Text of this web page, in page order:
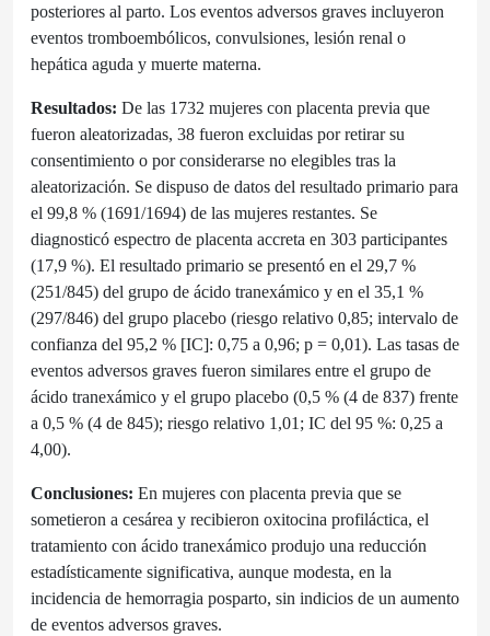
posteriores al parto. Los eventos adversos graves incluyeron
eventos tromboembólicos, convulsiones, lesión renal o
hepática aguda y muerte materna.
Resultados: De las 1732 mujeres con placenta previa que
fueron aleatorizadas, 38 fueron excluidas por retirar su
consentimiento o por considerarse no elegibles tras la
aleatorización. Se dispuso de datos del resultado primario para
el 99,8 % (1691/1694) de las mujeres restantes. Se
diagnosticó espectro de placenta accreta en 303 participantes
(17,9 %). El resultado primario se presentó en el 29,7 %
(251/845) del grupo de ácido tranexámico y en el 35,1 %
(297/846) del grupo placebo (riesgo relativo 0,85; intervalo de
confianza del 95,2 % [IC]: 0,75 a 0,96; p = 0,01). Las tasas de
eventos adversos graves fueron similares entre el grupo de
ácido tranexámico y el grupo placebo (0,5 % (4 de 837) frente
a 0,5 % (4 de 845); riesgo relativo 1,01; IC del 95 %: 0,25 a
4,00).
Conclusiones: En mujeres con placenta previa que se
sometieron a cesárea y recibieron oxitocina profiláctica, el
tratamiento con ácido tranexámico produjo una reducción
estadísticamente significativa, aunque modesta, en la
incidencia de hemorragia posparto, sin indicios de un aumento
de eventos adversos graves.